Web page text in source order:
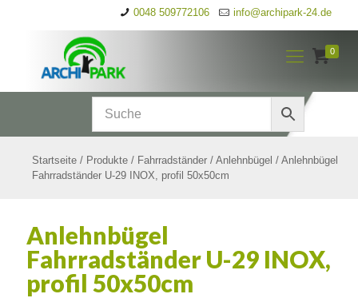
0048 509772106 info@archipark-24.de
0
Startseite / Produkte / Fahrradständer / Anlehnbügel / Anlehnbügel
Fahrradständer U-29 INOX, profil 50x50cm
Anlehnbügel
Fahrradständer U-29 INOX,
profil 50x50cm